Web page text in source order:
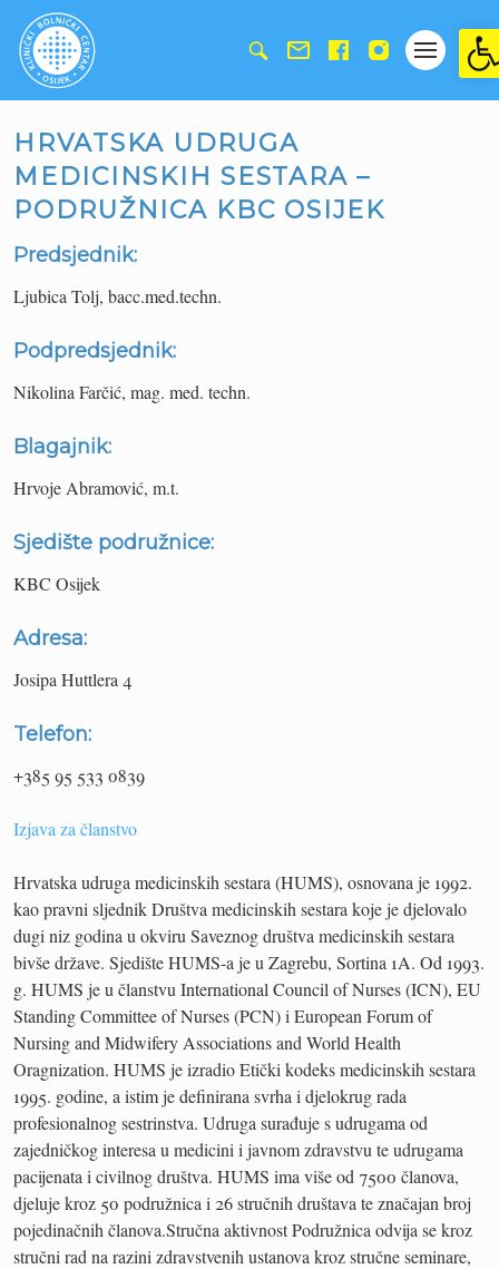
HRVATSKA UDRUGA
MEDICINSKIH SESTARA –
PODRUŽNICA KBC OSIJEK
Predsjednik:
Ljubica Tolj, bacc.med.techn.
Podpredsjednik:
Nikolina Farčić, mag. med. techn.
Blagajnik:
Hrvoje Abramović, m.t.
Sjedište podružnice:
KBC Osijek
Adresa:
Josipa Huttlera 4
Telefon:
+385 95 533 0839
Izjava za članstvo
Hrvatska udruga medicinskih sestara (HUMS), osnovana je 1992.
kao pravni sljednik Društva medicinskih sestara koje je djelovalo
dugi niz godina u okviru Saveznog društva medicinskih sestara
bivše države. Sjedište HUMS-a je u Zagrebu, Sortina 1A. Od 1993.
g. HUMS je u članstvu International Council of Nurses (ICN), EU
Standing Committee of Nurses (PCN) i European Forum of
Nursing and Midwifery Associations and World Health
Oragnization. HUMS je izradio Etički kodeks medicinskih sestara
1995. godine, a istim je definirana svrha i djelokrug rada
profesionalnog sestrinstva. Udruga surađuje s udrugama od
zajedničkog interesa u medicini i javnom zdravstvu te udrugama
pacijenata i civilnog društva. HUMS ima više od 7500 članova,
djeluje kroz 50 podružnica i 26 stručnih društava te značajan broj
pojedinačnih članova.Stručna aktivnost Podružnica odvija se kroz
stručni rad na razini zdravstvenih ustanova kroz stručne seminare,